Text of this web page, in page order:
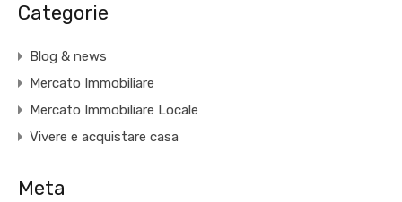
Categorie
Blog & news
Mercato Immobiliare
Mercato Immobiliare Locale
Vivere e acquistare casa
Meta